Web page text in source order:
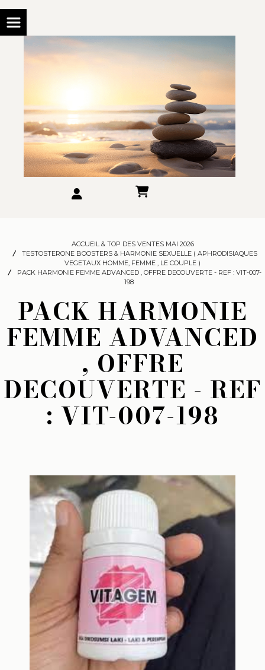
ACCUEIL & TOP DES VENTES MAI 2026
TESTOSTERONE BOOSTERS & HARMONIE SEXUELLE ( APHRODISIAQUES
VEGETAUX HOMME, FEMME , LE COUPLE )
PACK HARMONIE FEMME ADVANCED , OFFRE DECOUVERTE - REF : VIT-007-
198
PACK HARMONIE
FEMME ADVANCED
, OFFRE
DECOUVERTE - REF
: VIT-007-198